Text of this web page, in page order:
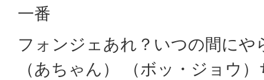
一番
フォンジェあれ？いつの間にや
（あちゃん） （ボッ・ジョウ